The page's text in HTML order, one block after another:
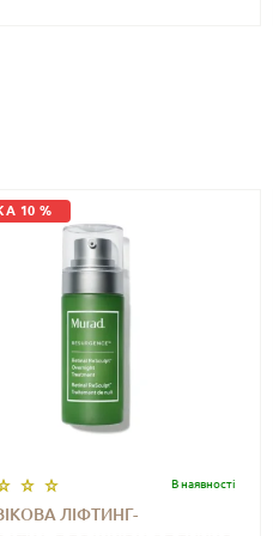
10 %
В наявностi
ЛІФТИНГ-